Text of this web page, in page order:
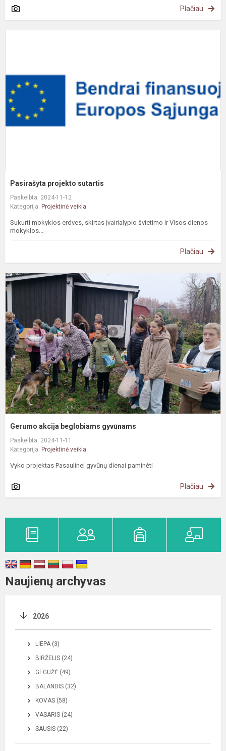
Plačiau
Pasirašyta projekto sutartis
Paskelbta: 2024-11-12
Kategorija: Projektinė veikla
Sukurti mokyklos erdves, skirtas įvairialypio švietimo ir Visos dienos
mokyklos...
Plačiau
Gerumo akcija beglobiams gyvūnams
Paskelbta: 2024-11-11
Kategorija: Projektinė veikla
Vyko projektas Pasaulinei gyvūnų dienai paminėti
Plačiau
Naujienų archyvas
2026
LIEPA (3)
BIRŽELIS (24)
GEGUŽĖ (49)
BALANDIS (32)
KOVAS (58)
VASARIS (24)
SAUSIS (22)